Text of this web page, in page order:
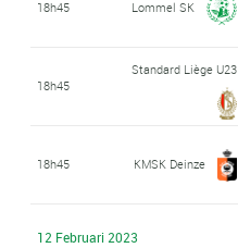
18h45 Lommel SK
18h45
Standard Liège U23
18h45 KMSK Deinze
12 Februari 2023